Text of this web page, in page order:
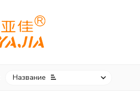
Название